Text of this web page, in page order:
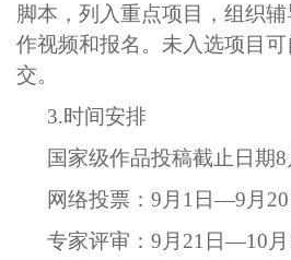
脚本，列入重点项目，组织
作视频和报名。未入选项目
交。
3.时间安排
国家级作品投稿截止日期8
网络投票：9月1日—9月20
专家评审：9月21日—10月